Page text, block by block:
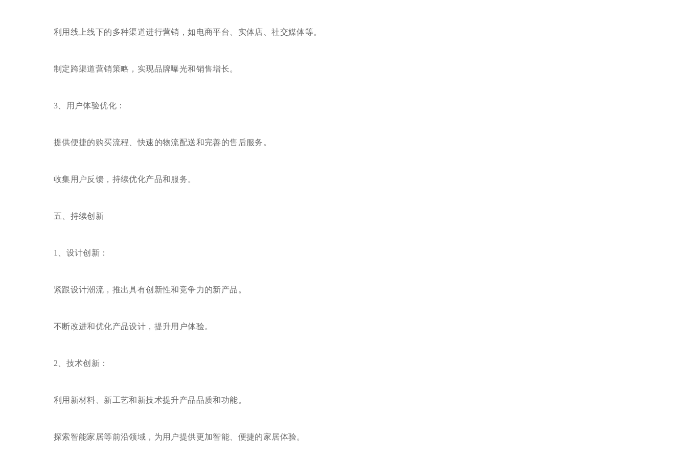
利用线上线下的多种渠道进行营销，如电商平台、实体店、社交媒体等。
制定跨渠道营销策略，实现品牌曝光和销售增长。
3、用户体验优化：
提供便捷的购买流程、快速的物流配送和完善的售后服务。
收集用户反馈，持续优化产品和服务。
五、持续创新
1、设计创新：
紧跟设计潮流，推出具有创新性和竞争力的新产品。
不断改进和优化产品设计，提升用户体验。
2、技术创新：
利用新材料、新工艺和新技术提升产品品质和功能。
探索智能家居等前沿领域，为用户提供更加智能、便捷的家居体验。